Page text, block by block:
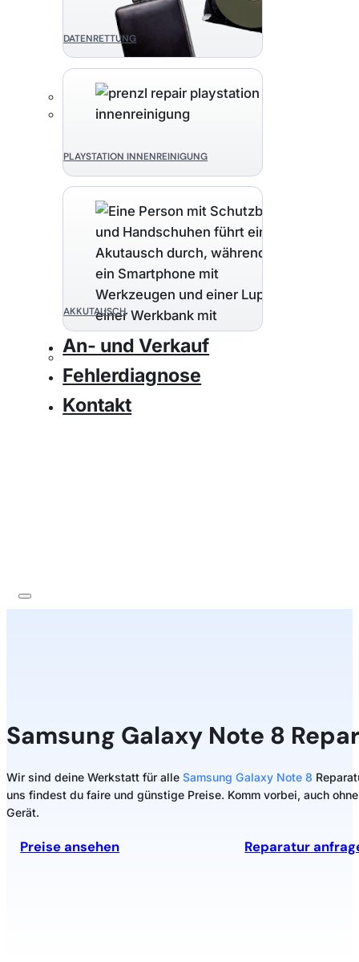
DATENRETTUNG
PLAYSTATION INNENREINIGUNG
AKKUTAUSCH
An- und Verkauf
Fehlerdiagnose
Kontakt
Samsung Galaxy Note 8
Wir sind deine Werkstatt für alle Samsung Galaxy Note 8
uns findest du faire und günstige Preise. Komm vorbei, auch
Gerät.
Preise ansehen Reparatur